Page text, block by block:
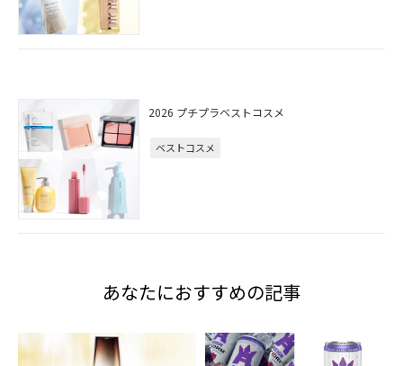
2026 プチプラベストコスメ
ベストコスメ
あなたにおすすめの記事